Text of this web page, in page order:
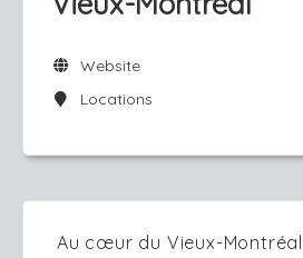
Website
Locations
Au cœur du Vieux-